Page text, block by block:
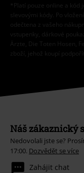
*Platí pouze online a kód
slevovými kódy. Po
odečtena z vašeho
vstupenky, dárkové
Ärzte, Die Toten Hosen,
zboží, jehož koupí
Náš zákaznický
Nedovolali jste se?
17:00. Dozvědět se více
Zahájit chat